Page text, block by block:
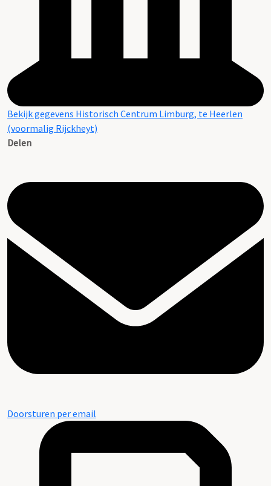
Bekijk gegevens Historisch Centrum Limburg, te Heerlen
(voormalig Rijckheyt)
Delen
Doorsturen per email